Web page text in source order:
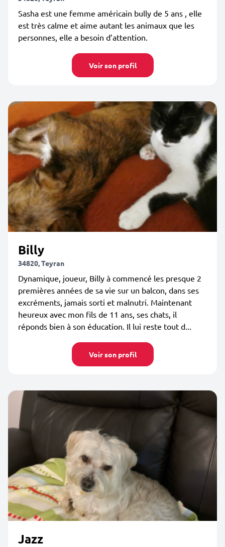
Sasha est une femme américain bully de 5 ans , elle
est très calme et aime autant les animaux que les
personnes, elle a besoin d’attention.
Voir son profil
Billy
34820, Teyran
Dynamique, joueur, Billy à commencé les presque 2
premières années de sa vie sur un balcon, dans ses
excréments, jamais sorti et malnutri. Maintenant
heureux avec mon fils de 11 ans, ses chats, il
réponds bien à son éducation. Il lui reste tout d...
Voir son profil
Jazz